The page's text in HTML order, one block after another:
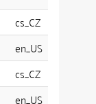
cs_CZ
en_US
cs_CZ
en_US